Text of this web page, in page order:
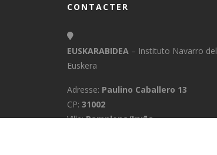
CONTACTER
EUSKARABIDEA – Instituto Navarro del
Euskera
Adresse: Paulino Caballero 13
CP: 31002
Ville:Pamplona/Iruña